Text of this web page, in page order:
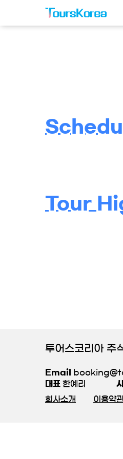
Tour
투어스코리아
Email
대표 한예리
회사소개
이용약